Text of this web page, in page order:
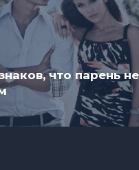
что парень